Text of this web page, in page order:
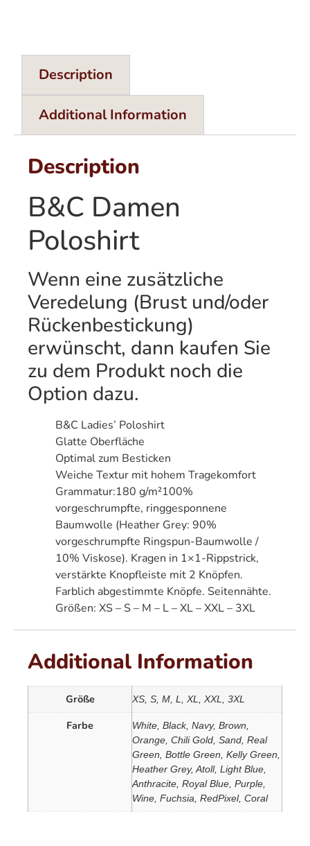
Description
Additional Information
Description
B&C Damen
Poloshirt
Wenn eine zusätzliche
Veredelung (Brust und/oder
Rückenbestickung)
erwünscht, dann kaufen Sie
zu dem Produkt noch die
Option dazu.
B&C Ladies’ Poloshirt
Glatte Oberfläche
Optimal zum Besticken
Weiche Textur mit hohem Tragekomfort
Grammatur:180 g/m²100%
vorgeschrumpfte, ringgesponnene
Baumwolle (Heather Grey: 90%
vorgeschrumpfte Ringspun-Baumwolle /
10% Viskose). Kragen in 1×1-Rippstrick,
verstärkte Knopfleiste mit 2 Knöpfen.
Farblich abgestimmte Knöpfe. Seitennähte.
Größen: XS – S – M – L – XL – XXL – 3XL
Additional Information
Größe XS, S, M, L, XL, XXL, 3XL
Farbe
White, Black, Navy, Brown,
Orange, Chili Gold, Sand, Real
Green, Bottle Green, Kelly Green,
Heather Grey, Atoll, Light Blue,
Anthracite, Royal Blue, Purple,
Wine, Fuchsia, RedPixel, Coral